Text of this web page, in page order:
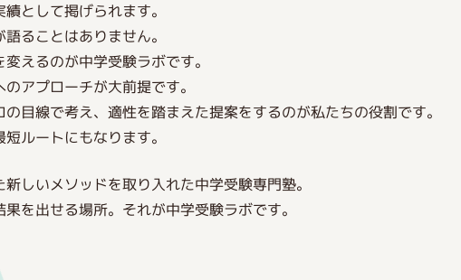
として掲げられます。
ることはありません。
えるのが中学受験ラボです。
アプローチが大前提です。
目線で考え、適性を踏まえた提案をするのが私たちの役割です。
ルートにもなります。
しいメソッドを取り入れた中学受験専門塾。
を出せる場所。それが中学受験ラボです。